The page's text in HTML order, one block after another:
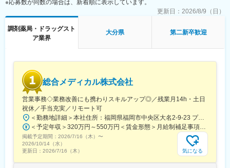
でサポートしますのでご安心ください。
「薬剤師＝薬局でお薬をくれる人」ではなく、「薬剤師としての
知識を患者様にアウトプットすること＝信頼できる薬剤師」を目
者様の日常生活に接する機会が多い薬局薬剤師は、健康の一端を
担う医療人の一人として活躍できるようになりました。
当薬局では、いち早く「パートナー制度」を導入。パートナー
と、薬のエキスパートである薬剤師が協働し、薬剤師は患者様へ
の指導に集中できる環境が整っています。
薬剤師が持つ知識を、患者様やほかの医療従事者にアウトプット
することで、患者様個人のためだけでなく、ひいては社会・福祉
に貢献し「信頼できる薬剤師」になれるよう、日々努力しており
ます。
※応募数が同数の場合は、新着順に表示しています。
更新日： 2026/8/9（日）
調剤薬局・ドラッグスト
ア業界
大分県 第二新卒歓迎
総合メディカル株式会社
営業事務◇業務改善にも携わりスキルアップ◎／残業月14h・土日
祝休／手当充実／リモート可
＜勤務地詳細＞本社住所：福岡県福岡市中央区大名2-9-23 プリオ福岡ビル勤務地最寄駅：地下鉄空港線／天神駅受動喫煙対策：屋内全面禁煙変更の範囲：会社の定める事業所
＜予定年収＞320万円～550万円＜賃金形態＞月給制補足事項なし＜賃金内訳＞月額（基本給）：200,000円～246,000円その他固定手当/月：20,000円～110,000円＜月給＞220,000円～356,000円＜昇給有無＞有＜残業手当＞有＜給与補足＞※実際の年収は面談・面接後に経歴や能力に応じて決定します※求人票の想定年収に当てはまらないケースも発生する可能性があります賞与年2回（2025年度実績4.4ヶ月）、昇給年1回住宅補助手当、家族手当、残業手当、休日出勤手当など賃金はあくまでも目安の金額であり、選考を通じて上下する可能性があります。月給(月額)は固定手当を含めた表記です。
掲載予定期間： 2026/7/16（木） 〜
2026/10/14（水）
更新日： 2026/7/16（木） 気になる